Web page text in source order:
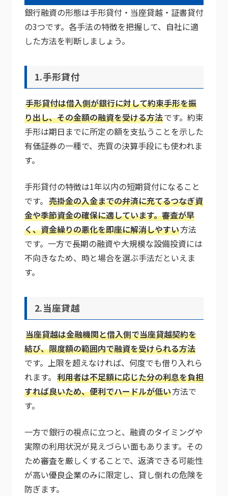
銀行融資の形態は手形貸付・当座貸越・証書貸付
の3つです。各手法の特徴を把握して、自社に適
した方法を判断しましょう。
1.手形貸付
手形貸付は借入側が銀行に対して約束手形を振
り出し、その金額の融資を受ける方法です。約束
手形は期日までに所定の額を支払うことを示した
有価証券の一種で、売買の決算手段にも使われま
す。
手形貸付の特徴は1年以内の短期貸付になること
です。 売掛金の入金までの弁済に充てるつなぎ資
金や季節資金の確保に適しています。審査が早
く、資金繰りの悪化を即座に解消しやすい方法
です。一方で長期の融資や大規模な設備投資には
不向きなため、時と場合を選ぶ手法だといえま
す。
2.当座貸越
当座貸越は金融機関と借入側で当座貸越契約を
結び、限度額の範囲内で融資を受けられる方法
です。上限を超えなければ、何度でも借り入れら
れます。 利用者は不足額に応じた分の利息を負担
すれば良いため、便利でハードルが低い方法で
す。
一方で銀行の視点に立つと、融資のタイミングや
実際の利用状況が見えづらい面もあります。その
ため審査を厳しくすることで、返済できる可能性
が高い優良企業のみに限定し、貸し倒れの危険を
防ぎます。